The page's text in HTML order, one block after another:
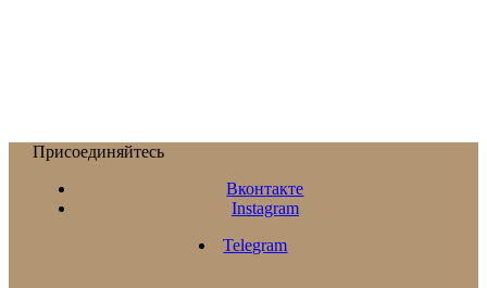
Присоединяйтесь
Вконтакте
Instagram
Telegram